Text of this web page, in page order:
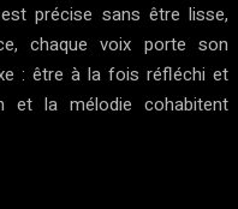
précise sans être lisse,
chaque voix porte son
: être à la fois réfléchi et
et la mélodie cohabitent